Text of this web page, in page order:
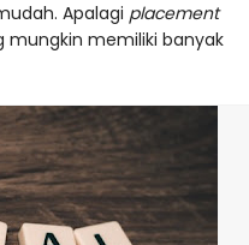
Apalagi placement
mungkin memiliki banyak